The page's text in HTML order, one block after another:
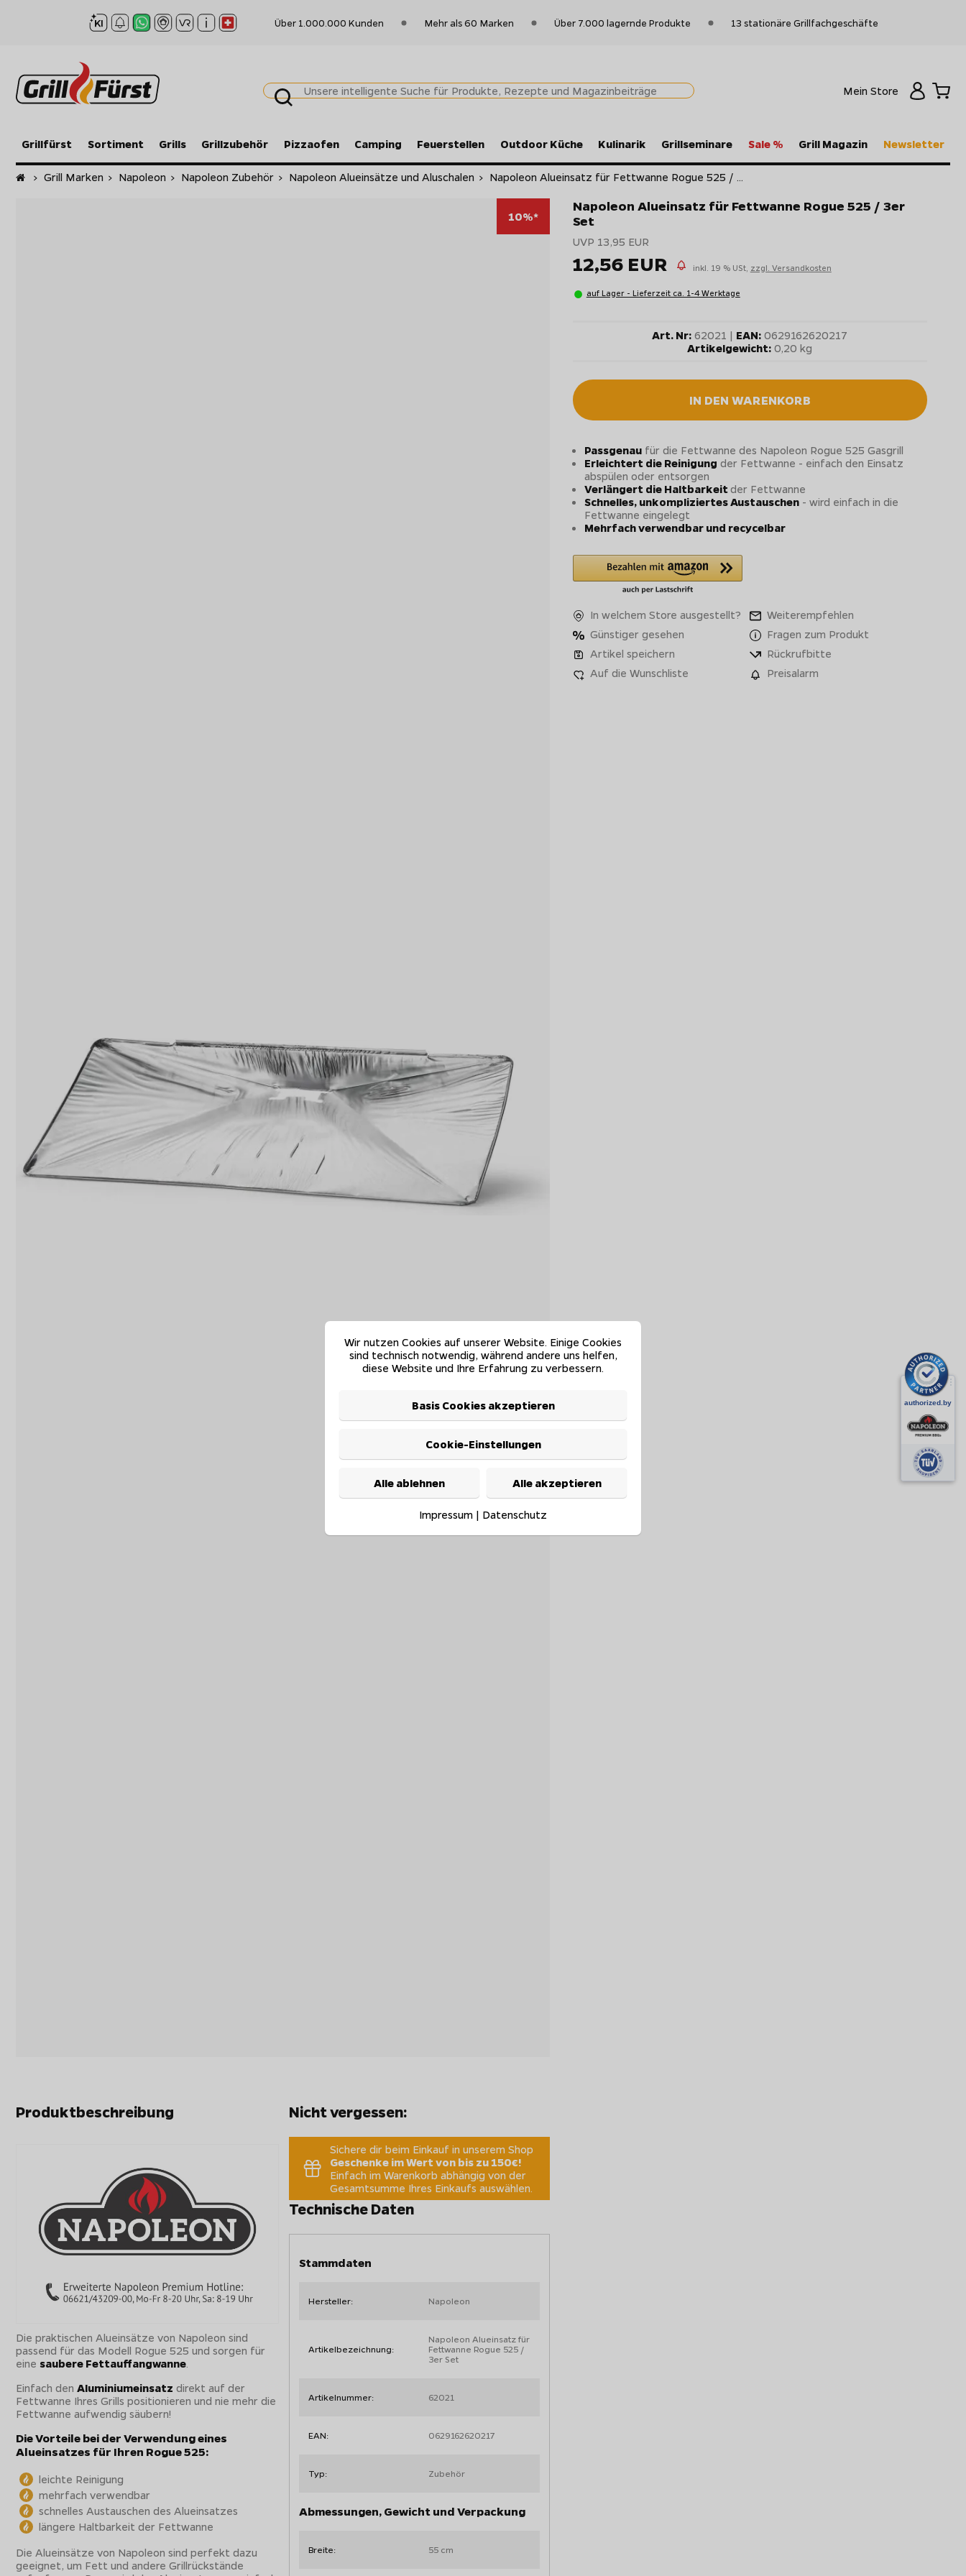
Über 1.000.000 Kunden Mehr als 60 Marken Über 7.000 lagernde Produkte 13 stationäre Grillfachgeschäfte
Mein Store
Grillfürst Sortiment Grills Grillzubehör Pizzaofen Camping Feuerstellen Outdoor Küche Kulinarik Grillseminare Sale % Grill Magazin Newsletter
Startseite
> Grill Marken > Napoleon > Napoleon Zubehör > Napoleon Alueinsätze und Aluschalen > Napoleon Alueinsatz für Fettwanne Rogue 525 / ...
10%*
Napoleon Alueinsatz für Fettwanne Rogue 525 / 3er
Set
UVP 13,95 EUR
12,56 EUR inkl. 19 % USt, zzgl. Versandkosten
auf Lager - Lieferzeit ca. 1-4 Werktage
Art. Nr: 62021 | EAN: 0629162620217
Artikelgewicht: 0,20 kg
IN DEN WARENKORB
Passgenaufür die Fettwanne des Napoleon Rogue 525 Gasgrill
Erleichtert die Reinigung der Fettwanne - einfach den Einsatz
abspülen oder entsorgen
Verlängert die Haltbarkeitder Fettwanne
Schnelles, unkompliziertes Austauschen- wird einfach in die
Fettwanne eingelegt
Mehrfach verwendbar und recycelbar
In welchem Store ausgestellt?
Weiterempfehlen
Günstiger gesehen
Fragen zum Produkt
Artikel speichern
Rückrufbitte
Auf die Wunschliste
Preisalarm
Produktbeschreibung
Die praktischen Alueinsätze von Napoleon sind
passend für das Modell Rogue 525 und sorgen für
eine saubere Fettauffangwanne
Einfach denAluminiumeinsatz direkt auf der
Fettwanne Ihres Grills positionieren und nie mehr die
Fettwanne aufwendig säubern!
Die Vorteile bei der Verwendung eines
Alueinsatzes für Ihren Rogue 525:
leichte Reinigung
mehrfach verwendbar
schnelles Austauschen des Alueinsatzes
längere Haltbarkeit der Fettwanne
Die Alueinsätze von Napoleon sind perfekt dazu
geeignet, um Fett und andere Grillrückstände
Nicht vergessen:
Sichere dir beim Einkauf in unserem Shop
Geschenke im Wert von bis zu 150€!
Einfach im Warenkorb abhängig von der
Gesamtsumme Ihres Einkaufs auswählen.
Technische Daten
Stammdaten
Hersteller: Napoleon
Artikelbezeichnung:
Napoleon Alueinsatz für
Fettwanne Rogue 525 /
3er Set
Artikelnummer: 62021
EAN: 0629162620217
Typ: Zubehör
Abmessungen, Gewicht und Verpackung
Breite: 55 cm
Wir nutzen Cookies auf unserer Website. Einige Cookies
sind technisch notwendig, während andere uns helfen,
diese Website und Ihre Erfahrung zu verbessern.
Basis Cookies akzeptieren
Cookie-Einstellungen
Alle ablehnen Alle akzeptieren
Impressum | Datenschutz